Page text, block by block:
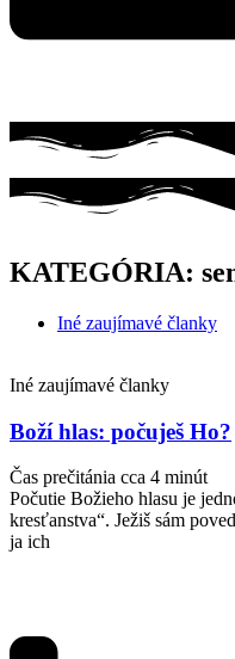
KATEGÓRIA:
Iné zaujímavé članky
Iné zaujímavé članky
Boží hlas: počuješ Ho?
Čas prečitánia cca 4 minút
Počutie Božieho hlasu je
kresťanstva“. Ježiš sám
ja ich